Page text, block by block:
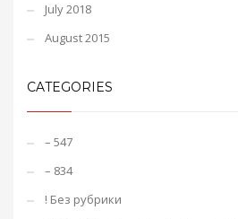
July 2018
August 2015
CATEGORIES
– 547
– 834
! Без рубрики